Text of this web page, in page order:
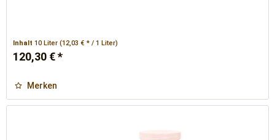
Inhalt10 Liter(12,03 € * / 1 Liter)
120,30 € *
Merken